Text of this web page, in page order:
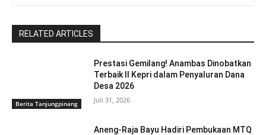
RELATED ARTICLES
Berita Tanjungpinang
Prestasi Gemilang! Anambas Dinobatkan
Terbaik II Kepri dalam Penyaluran Dana
Desa 2026
Juli 31, 2026
Aneng-Raja Bayu Hadiri Pembukaan MTQ